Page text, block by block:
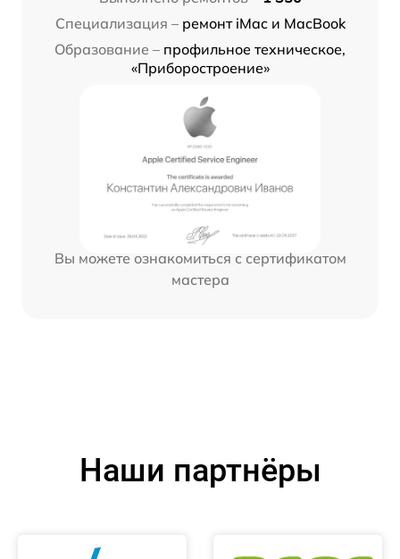
Специализация – ремонт iMac и MacBook
Образование – профильное техническое,
«Приборостроение»
Вы можете ознакомиться с сертификатом
мастера
Наши партнёры